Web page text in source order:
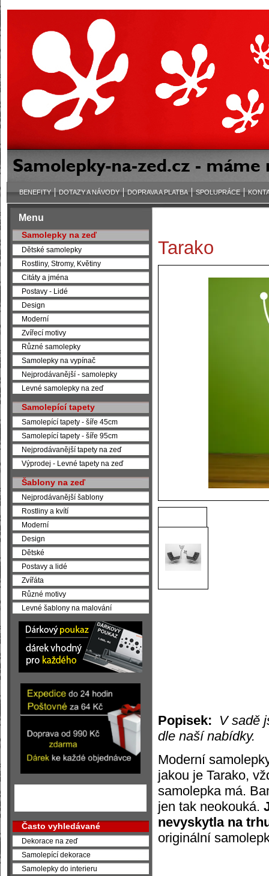
Tarako
Popisek: V sadě
dle naší nabídky.
Moderní
jakou je Tarako,
samolepka má.
jen tak neokouká.
nevyskytla na
originální
Menu
Samolepky na zeď
Dětské samolepky
Rostliny, Stromy, Květiny
Citáty a jména
Postavy - Lidé
Design
Moderní
Zvířecí motivy
Různé samolepky
Samolepky na vypínač
Nejprodávanější - samolepky
Levné samolepky na zeď
Samolepící tapety
Samolepící tapety - šíře 45cm
Samolepící tapety - šíře 95cm
Nejprodávanější tapety na zeď
Výprodej - Levné tapety na zeď
Šablony na zeď
Nejprodávanější šablony
Rostliny a kvítí
Moderní
Design
Dětské
Postavy a lidé
Zvířáta
Různé motivy
Levné šablony na malování
Často vyhledávané
Dekorace na zeď
Samolepící dekorace
Samolepky do interieru
BENEFITY DOTAZY A NÁVODY DOPRAVA A PLATBA SPOLUPRÁCE